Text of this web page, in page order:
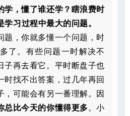
学，懂了谁还学？瞎浪费时
学习过程中最大的问题。
题，你就多懂一个问题，时
了。有些问题一时解决不
子再去看它。平时断盘子也
时找不出答案，过几年再回
，可能会有另一番理解。因
总比今天的你懂得更多。小